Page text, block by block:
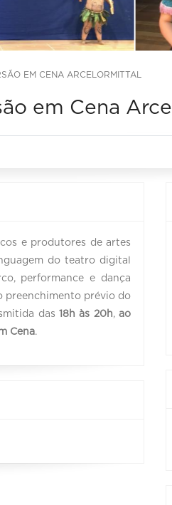
EM CENA ARCELORMITTAL
em Cena
e produtores de artes
do teatro digital
performance e dança
preenchimento prévio do
das 18h às 20h,ao
Cena.